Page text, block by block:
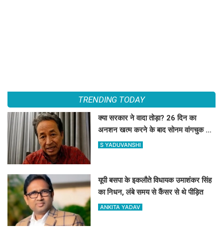
TRENDING TODAY
क्या सरकार ने वादा तोड़ा? 26 दिन का
अनशन खत्म करने के बाद सोनम वांगचुक ने
शेयर की तस्वीरें, लगाए बड़े आरोप
S YADUVANSHI
यूपी बसपा के इकलौते विधायक उमाशंकर सिंह
का निधन, लंबे समय से कैंसर से थे पीड़ित
ANKITA YADAV